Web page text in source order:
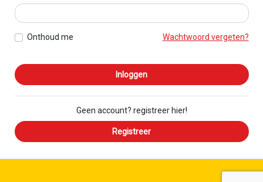
Onthoud me Wachtwoord vergeten?
Inloggen
Geen account? registreer hier!
Registreer